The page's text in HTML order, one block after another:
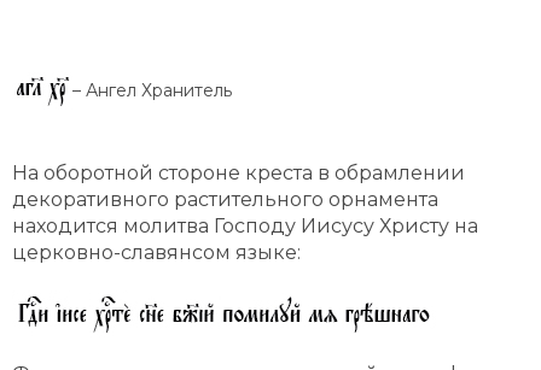
– Ангел Хранитель
На оборотной стороне креста в обрамлении
декоративного растительного орнамента
находится молитва Господу Иисусу Христу на
церковно-славянсом языке: